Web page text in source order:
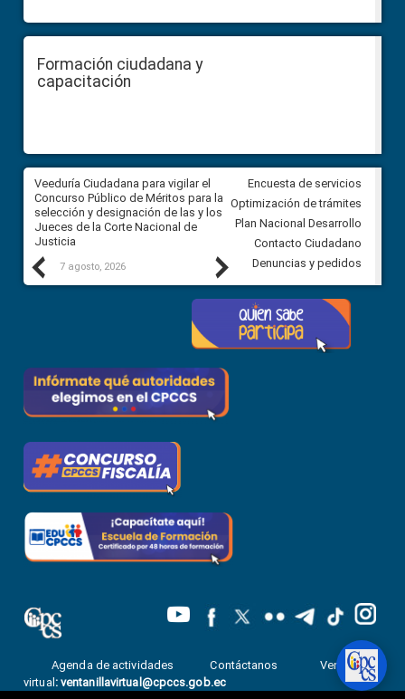
Formación ciudadana y
capacitación
Previous
Veeduría Ciudadana para vigilar el
Concurso Público de Méritos para la
selección y designación de las y los
Jueces de la Corte Nacional de
Justicia
7 agosto, 2026
Veeduría para realizar el
seguimiento de la gestión
Autónomo Descentralizado
parroquial rural de Calacalí
6 agosto, 2026
Next
Encuesta de servicios
Optimización de trámites
Plan Nacional Desarrollo
Contacto Ciudadano
Denuncias y pedidos
Agenda de actividades Contáctanos
Ventanilla
virtual : ventanillavirtual@cpccs.gob.ec